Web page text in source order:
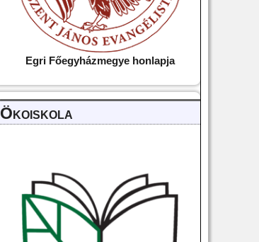
Egri Főegyházmegye honlapja
Ökoiskola